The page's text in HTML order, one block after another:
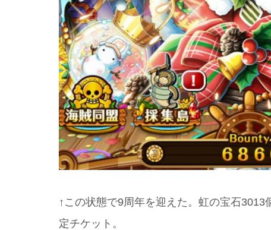
↑この状態で9周年を迎えた。虹の宝石
定チケット。